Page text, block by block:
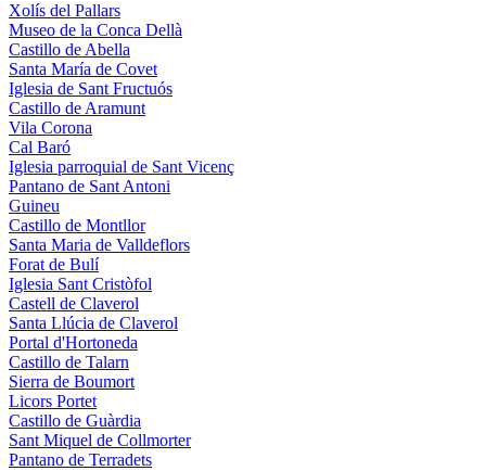
Xolís del Pallars
Museo de la Conca Dellà
Castillo de Abella
Santa María de Covet
Iglesia de Sant Fructuós
Castillo de Aramunt
Vila Corona
Cal Baró
Iglesia parroquial de Sant Vicenç
Pantano de Sant Antoni
Guineu
Castillo de Montllor
Santa Maria de Valldeflors
Forat de Bulí
Iglesia Sant Cristòfol
Castell de Claverol
Santa Llúcia de Claverol
Portal d'Hortoneda
Castillo de Talarn
Sierra de Boumort
Licors Portet
Castillo de Guàrdia
Sant Miquel de Collmorter
Pantano de Terradets